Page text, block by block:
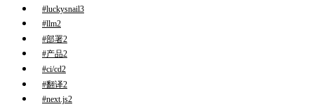
#luckysnail3
#llm2
#部署2
#产品2
#ci/cd2
#翻译2
#next.js2